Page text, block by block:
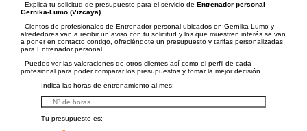
- Explica tu solicitud de presupuesto para el servicio de Entrenador personal
Gernika-Lumo (Vizcaya)
- Cientos de profesionales de Entrenador personal ubicados en Gernika-Lumo y
alrededores van a recibir un aviso con tu solicitud y los que muestren interés se van
a poner en contacto contigo, ofreciéndote un presupuesto y tarifas personalizadas
para Entrenador personal.
- Puedes ver las valoraciones de otros clientes así como el perfil de cada
profesional para poder comparar los presupuestos y tomar la mejor decisión.
Indica las horas de entrenamiento al mes:
Tu presupuesto es: